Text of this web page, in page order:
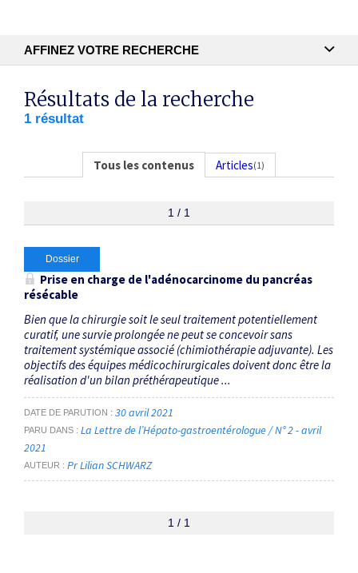
AFFINEZ VOTRE RECHERCHE
Recherche textuelle
Traitement multimodal
Dates
Du
au
Résultats de la recherche
1 résultat
Tous les contenus Articles(1)
1 / 1
Dossier
Prise en charge de l'adénocarcinome du pancréas
résécable
Bien que la chirurgie soit le seul traitement potentiellement
curatif, une survie prolongée ne peut se concevoir sans
traitement systémique associé (chimiothérapie adjuvante). Les
objectifs des équipes médicochirurgicales doivent donc être la
réalisation d'un bilan préthérapeutique ...
DATE DE PARUTION 30 avril 2021
PARU DANS
La Lettre de l’Hépato-gastroentérologue / N° 2 - avril
2021
AUTEUR Pr Lilian SCHWARZ
1 / 1